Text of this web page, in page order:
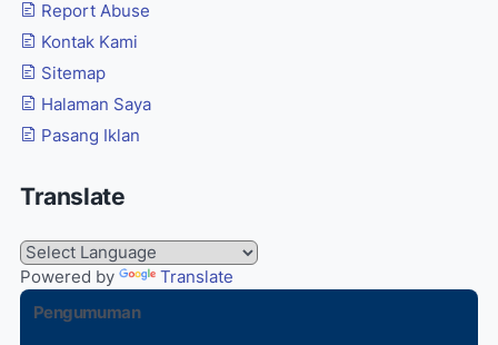
Report Abuse
Kontak Kami
Sitemap
Halaman Saya
Pasang Iklan
Translate
Powered by
Translate
Pengumuman